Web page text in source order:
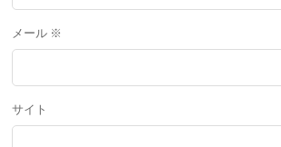
メール ※
サイト